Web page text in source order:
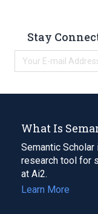
Stay
What Is
Semantic
research tool for
at Ai2.
Learn More